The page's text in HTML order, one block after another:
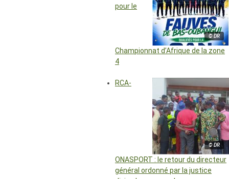
© DR
pour le
Championnat d’Afrique de la zone
4
© DR
RCA-
ONASPORT : le retour du directeur
général ordonné par la justice